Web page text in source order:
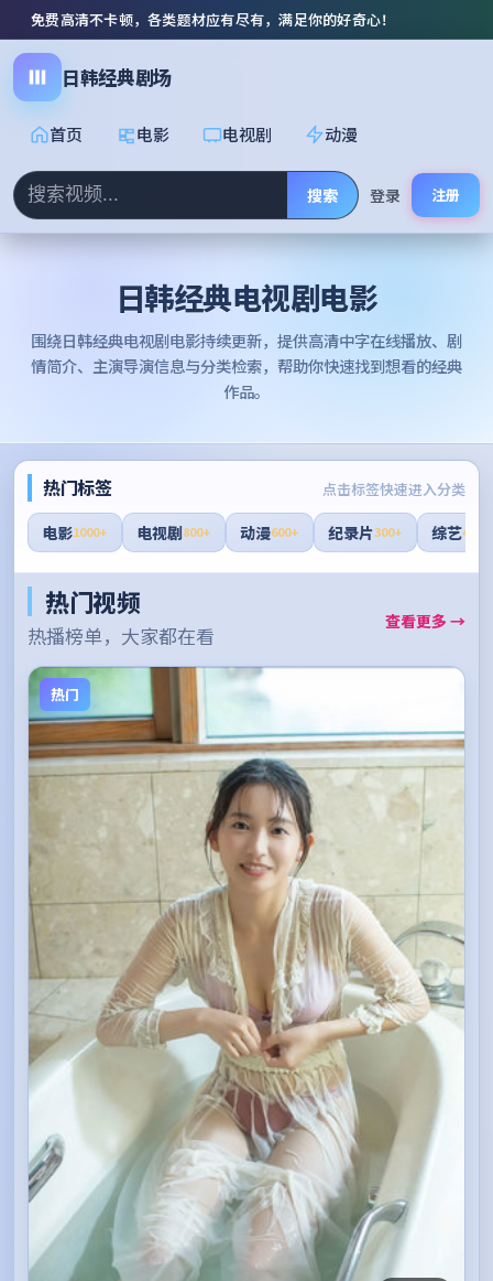
免费高清不卡顿，各类题材应有尽有，满足你的好奇心！
日韩经典剧场
首页 电影 电视剧 动漫
搜索 登录 注册
日韩经典电视剧电影
围绕日韩经典电视剧电影持续更新，提供高清中字在线播放、剧
情简介、主演导演信息与分类检索，帮助你快速找到想看的经典
作品。
热门标签 点击标签快速进入分类
电影1000+ 电视剧800+ 动漫600+ 纪录片300+ 综艺400+
热门视频
热播榜单，大家都在看
查看更多 →
热门